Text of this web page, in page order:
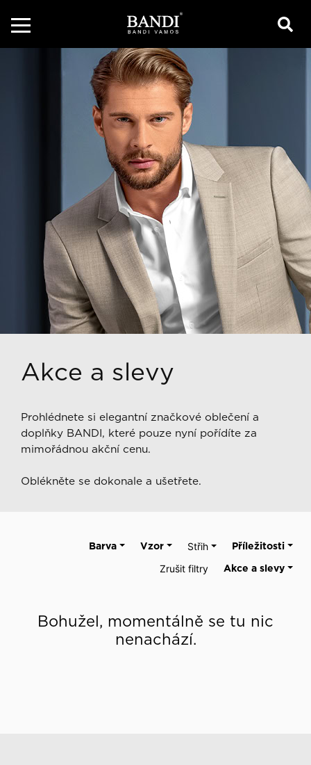
Akce a slevy
Prohlédnete si elegantní značkové oblečení a
doplňky BANDI, které pouze nyní pořídíte za
mimořádnou akční cenu.
Oblékněte se dokonale a ušetřete.
Příležitosti
Střih
Vzor
Barva
Akce a slevy
Zrušit filtry
Bohužel, momentálně se tu nic
nenachází.